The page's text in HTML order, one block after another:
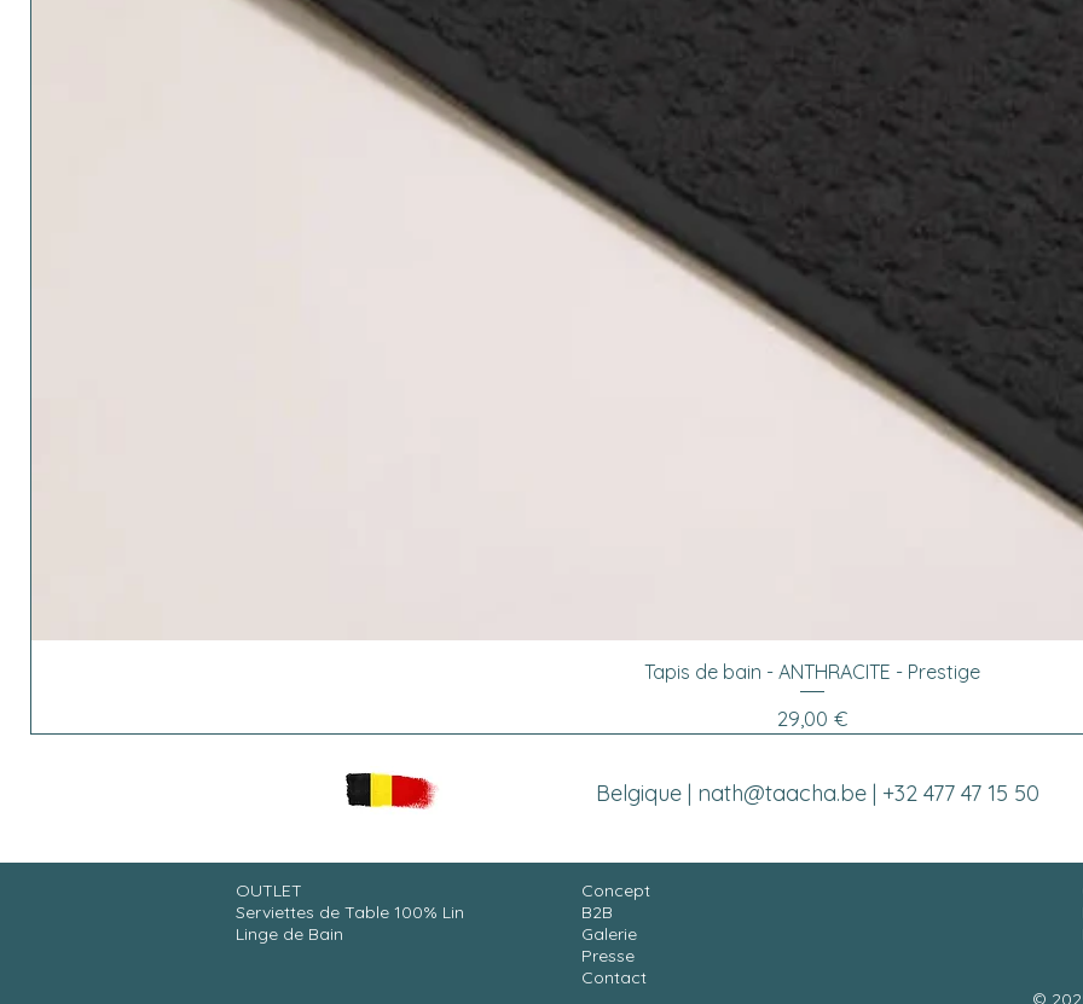
Aperçu rapide
Tapis de bain - ANTHRACITE - Prestige
Prix
29,00 €
Belgique | nath@taacha.be| +32 477 47 15 50
OUTLET
Serviettes de Table 100% Lin
Linge de Bain
Concept
B2B
Galerie
Presse
Contact
©